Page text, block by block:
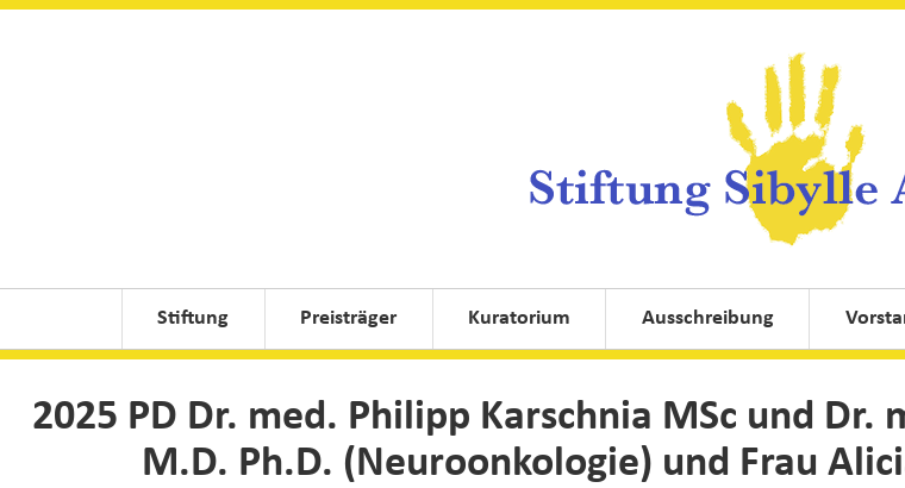
Stiftung Preisträger Kuratorium Ausschreibung
2025 PD Dr. med. Philipp Karschnia MSc und
M.D. Ph.D. (Neuroonkologie) und Frau